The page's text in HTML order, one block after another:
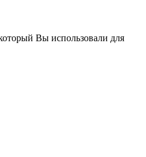
Вы использовали для